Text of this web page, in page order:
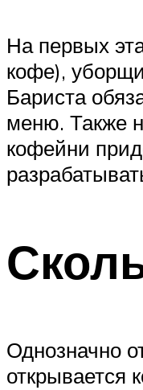
На первых
кофе),
Бариста
меню. Также
кофейни
Однозначно
открывается